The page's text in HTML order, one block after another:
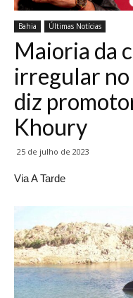
Bahia Últimas Notícias
Maioria da
irregular no
diz
Khoury
25 de julho de 2023
Via A Tarde